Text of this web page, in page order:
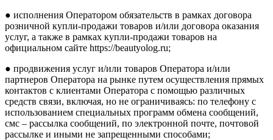
● исполнения Оператором обязательств в рамках договора
розничной купли-продажи товаров и/или договора оказания
услуг, а также в рамках купли-продажи товаров на
официальном сайте https://beautyolog.ru;
● продвижения услуг и/или товаров Оператора и/или
партнеров Оператора на рынке путем осуществления прямых
контактов с клиентами Оператора с помощью различных
средств связи, включая, но не ограничиваясь: по телефону с
использованием специальных программ обмена сообщений,
смс – рассылка сообщений, по электронной почте, почтовой
рассылке и иными не запрещенными способами;